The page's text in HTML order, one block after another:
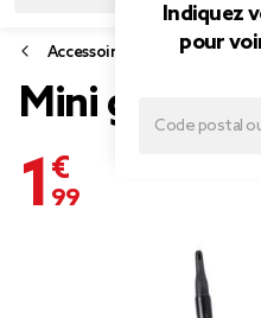
Indiquez
pour
Accessoires de camping
Mini
1,99 €